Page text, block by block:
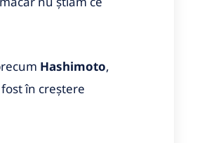
Hashimoto,
în creștere